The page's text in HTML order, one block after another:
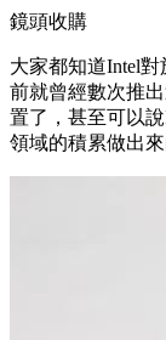
鏡頭收購
大家都知道Intel
前就曾經數次推
置了，甚至可以
領域的積累做出來